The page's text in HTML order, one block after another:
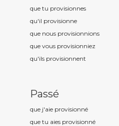
que tu provisionnes
qu'il provisionne
que nous provisionnions
que vous provisionniez
qu'ils provisionnent
Passé
que j'aie provisionné
que tu aies provisionné